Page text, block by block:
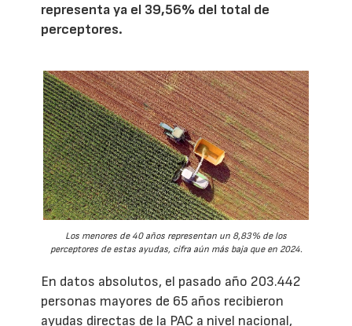
representa ya el 39,56% del total de
perceptores.
Los menores de 40 años representan un 8,83% de los
perceptores de estas ayudas, cifra aún más baja que en 2024.
En datos absolutos, el pasado año 203.442
personas mayores de 65 años recibieron
ayudas directas de la PAC a nivel nacional,